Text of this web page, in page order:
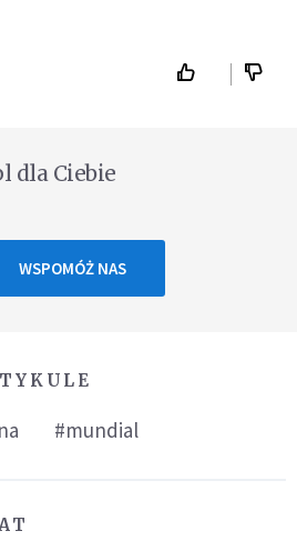
dla Ciebie
WSPOMÓŻ NAS
#mundial